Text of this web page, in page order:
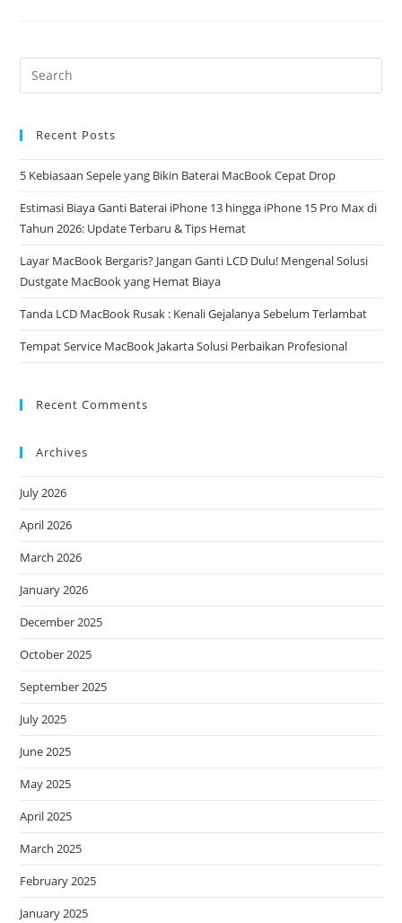
Recent Posts
5 Kebiasaan Sepele yang Bikin Baterai MacBook Cepat Drop
Estimasi Biaya Ganti Baterai iPhone 13 hingga iPhone 15 Pro Max di
Tahun 2026: Update Terbaru & Tips Hemat
Layar MacBook Bergaris? Jangan Ganti LCD Dulu! Mengenal Solusi
Dustgate MacBook yang Hemat Biaya
Tanda LCD MacBook Rusak : Kenali Gejalanya Sebelum Terlambat
Tempat Service MacBook Jakarta Solusi Perbaikan Profesional
Recent Comments
Archives
July 2026
April 2026
March 2026
January 2026
December 2025
October 2025
September 2025
July 2025
June 2025
May 2025
April 2025
March 2025
February 2025
January 2025